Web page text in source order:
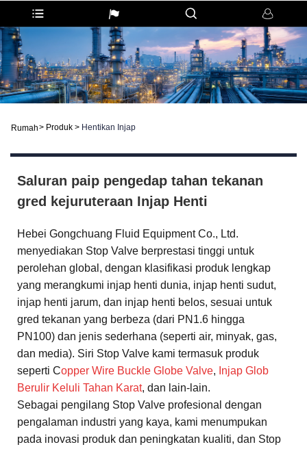
Rumah> Produk > Hentikan Injap
Saluran paip pengedap tahan tekanan
gred kejuruteraan Injap Henti
Hebei Gongchuang Fluid Equipment Co., Ltd.
menyediakan Stop Valve berprestasi tinggi untuk
perolehan global, dengan klasifikasi produk lengkap
yang merangkumi injap henti dunia, injap henti sudut,
injap henti jarum, dan injap henti belos, sesuai untuk
gred tekanan yang berbeza (dari PN1.6 hingga
PN100) dan jenis sederhana (seperti air, minyak, gas,
dan media). Siri Stop Valve kami termasuk produk
seperti Copper Wire Buckle Globe Valve, Injap Glob
Berulir Keluli Tahan Karat, dan lain-lain.
Sebagai pengilang Stop Valve profesional dengan
pengalaman industri yang kaya, kami menumpukan
pada inovasi produk dan peningkatan kualiti, dan Stop